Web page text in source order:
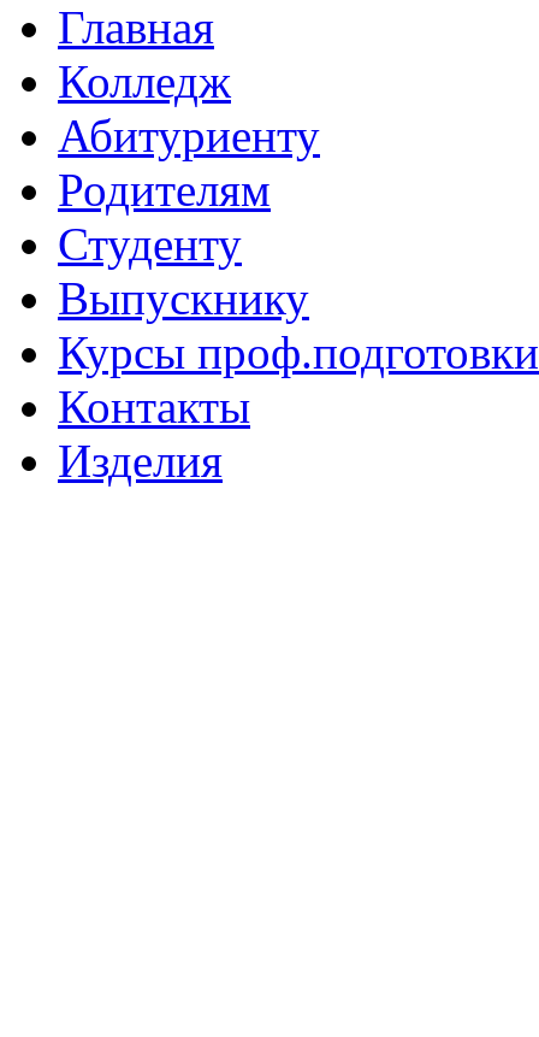
Главная
Колледж
Абитуриенту
Родителям
Студенту
Выпускнику
Курсы проф.подготовки
Контакты
Изделия